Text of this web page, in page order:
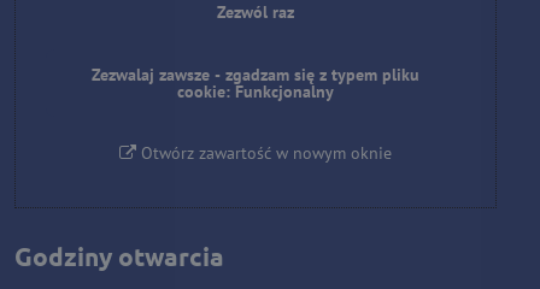
Zezwól raz
Zezwalaj zawsze - zgadzam się z typem pliku
cookie: Funkcjonalny
Otwórz zawartość w nowym oknie
Godziny otwarcia